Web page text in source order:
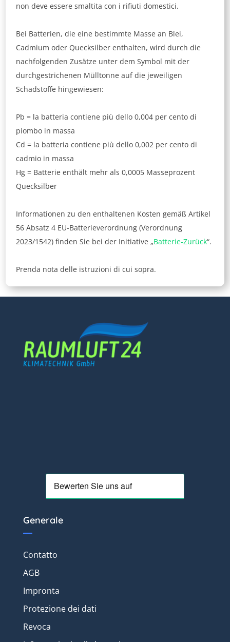
non deve essere smaltita con i rifiuti domestici.
Bei Batterien, die eine bestimmte Masse an Blei,
Cadmium oder Quecksilber enthalten, wird durch die
nachfolgenden Zusätze unter dem Symbol mit der
durchgestrichenen Mülltonne auf die jeweiligen
Schadstoffe hingewiesen:
Pb = la batteria contiene più dello 0,004 per cento di
piombo in massa
Cd = la batteria contiene più dello 0,002 per cento di
cadmio in massa
Hg = Batterie enthält mehr als 0,0005 Masseprozent
Quecksilber
Informationen zu den enthaltenen Kosten gemäß Artikel
56 Absatz 4 EU-Batterieverordnung (Verordnung
2023/1542) finden Sie bei der Initiative „Batterie-Zurück“.
Prenda nota delle istruzioni di cui sopra.
Generale
Contatto
AGB
Impronta
Protezione dei dati
Revoca